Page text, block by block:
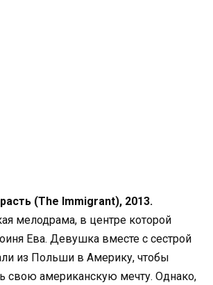
(The Immigrant), 2013.
мелодрама, в центре которой
Ева. Девушка вместе с сестрой
из Польши в Америку, чтобы
свою американскую мечту. Однако,